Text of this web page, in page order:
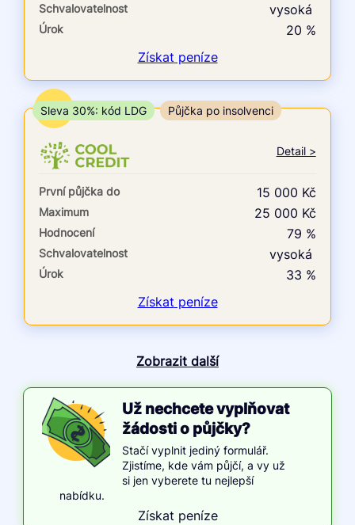
ano
V hotovosti
ano
ne
Schvalovatelnost vysoká
Úrok
20 %
Získat peníze
TOP
Sleva 30%: kód LDG Půjčka po insolvenci
Detail >
První půjčka do 15 000 Kč
Maximum 25 000 Kč
Hodnocení 79 %
Schvalovatelnost vysoká
Úrok
33 %
Získat peníze
Zobrazit další
Už nechcete vyplňovat
žádosti o půjčky?
Stačí vyplnit jediný formulář.
Zjistíme, kde vám půjčí, a vy už
si jen vyberete tu nejlepší
nabídku.
Získat peníze